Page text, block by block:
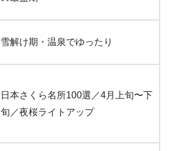
雪解け期・温泉でゆったり
日本さくら名所100選／4月上旬〜下
旬／夜桜ライトアップ